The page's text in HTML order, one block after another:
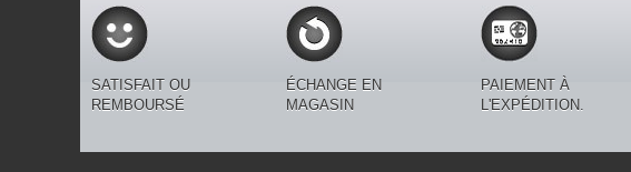
SATISFAIT OU
REMBOURSÉ
ÉCHANGE EN
MAGASIN
PAIEMENT À
L'EXPÉDITION.